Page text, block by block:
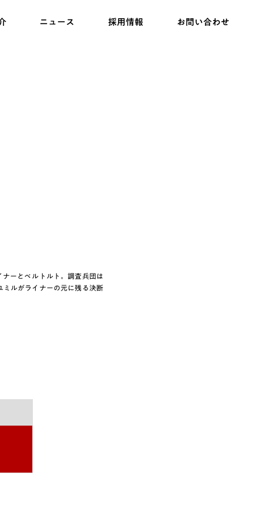
ニュース 採用情報 お問い合わせ
ナーとベルトルト。調査兵団は
ルがライナーの元に残る決断